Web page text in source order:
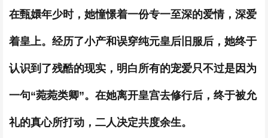
在甄嬛年少时，她憧憬着一份专一至深的爱情，深爱
着皇上。经历了小产和误穿纯元皇后旧服后，她终于
认识到了残酷的现实，明白所有的宠爱只不过是因为
一句“菀菀类卿”。在她离开皇宫去修行后，终于被允
礼的真心所打动，二人决定共度余生。